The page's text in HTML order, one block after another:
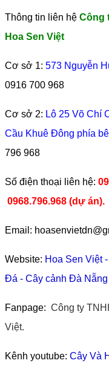
Thông tin liên hệ Công
Hoa Sen Việt
Cơ sở 1: 573 Nguyễn
0916 700 968
Cơ sở 2: Lô 25 Võ Chí
Cầu Khuê Đông phía
796 968
​Số điện thoại liên hệ:
0968.796.968 (dự án).
Email:
Website: Hoa Sen Việt-
Đá - Cây cảnh Đà Nẵng
Fanpage: Công ty
Việt.
Kênh youtube: Cây Và